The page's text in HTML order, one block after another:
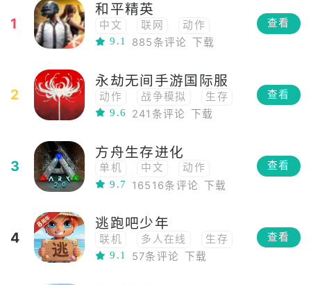
1
和平精英
中文 联网
动作
联机
多人在线
生存
射击
FPS
竞技
枪战
PVP
TPS
多人竞技
团队合作
9.1 885条评论 下载
查看
2
永劫无间手游国际服
动作 战争模拟
生存
格斗
RPG
角色扮演
武侠
射箭
第三人称
9.6 241条评论 下载
查看
3
方舟生存进化
单机 中文
动作
联机
模拟经营
冒险
高自由度
高画质
恐龙
沙盒
多人
开放世界
9.7 16516条评论 下载
查看
4
逃跑吧少年
联机 多人在线
生存
多人
对战
竞技
9.1 57条评论 下载
查看